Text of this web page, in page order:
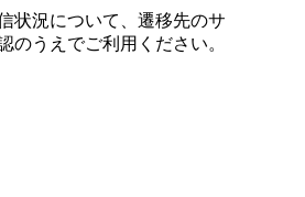
状況について、遷移先のサ
のうえでご利用ください。